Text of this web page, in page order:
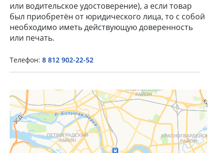
или водительское удостоверение), а если товар
был приобретён от юридического лица, то с собой
необходимо иметь действующую доверенность
или печать.
Телефон: 8 812 902-22-52